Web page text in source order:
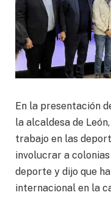
En la presentación
la alcaldesa de
trabajo en las
involucrar a
deporte y dijo que
internacional en la